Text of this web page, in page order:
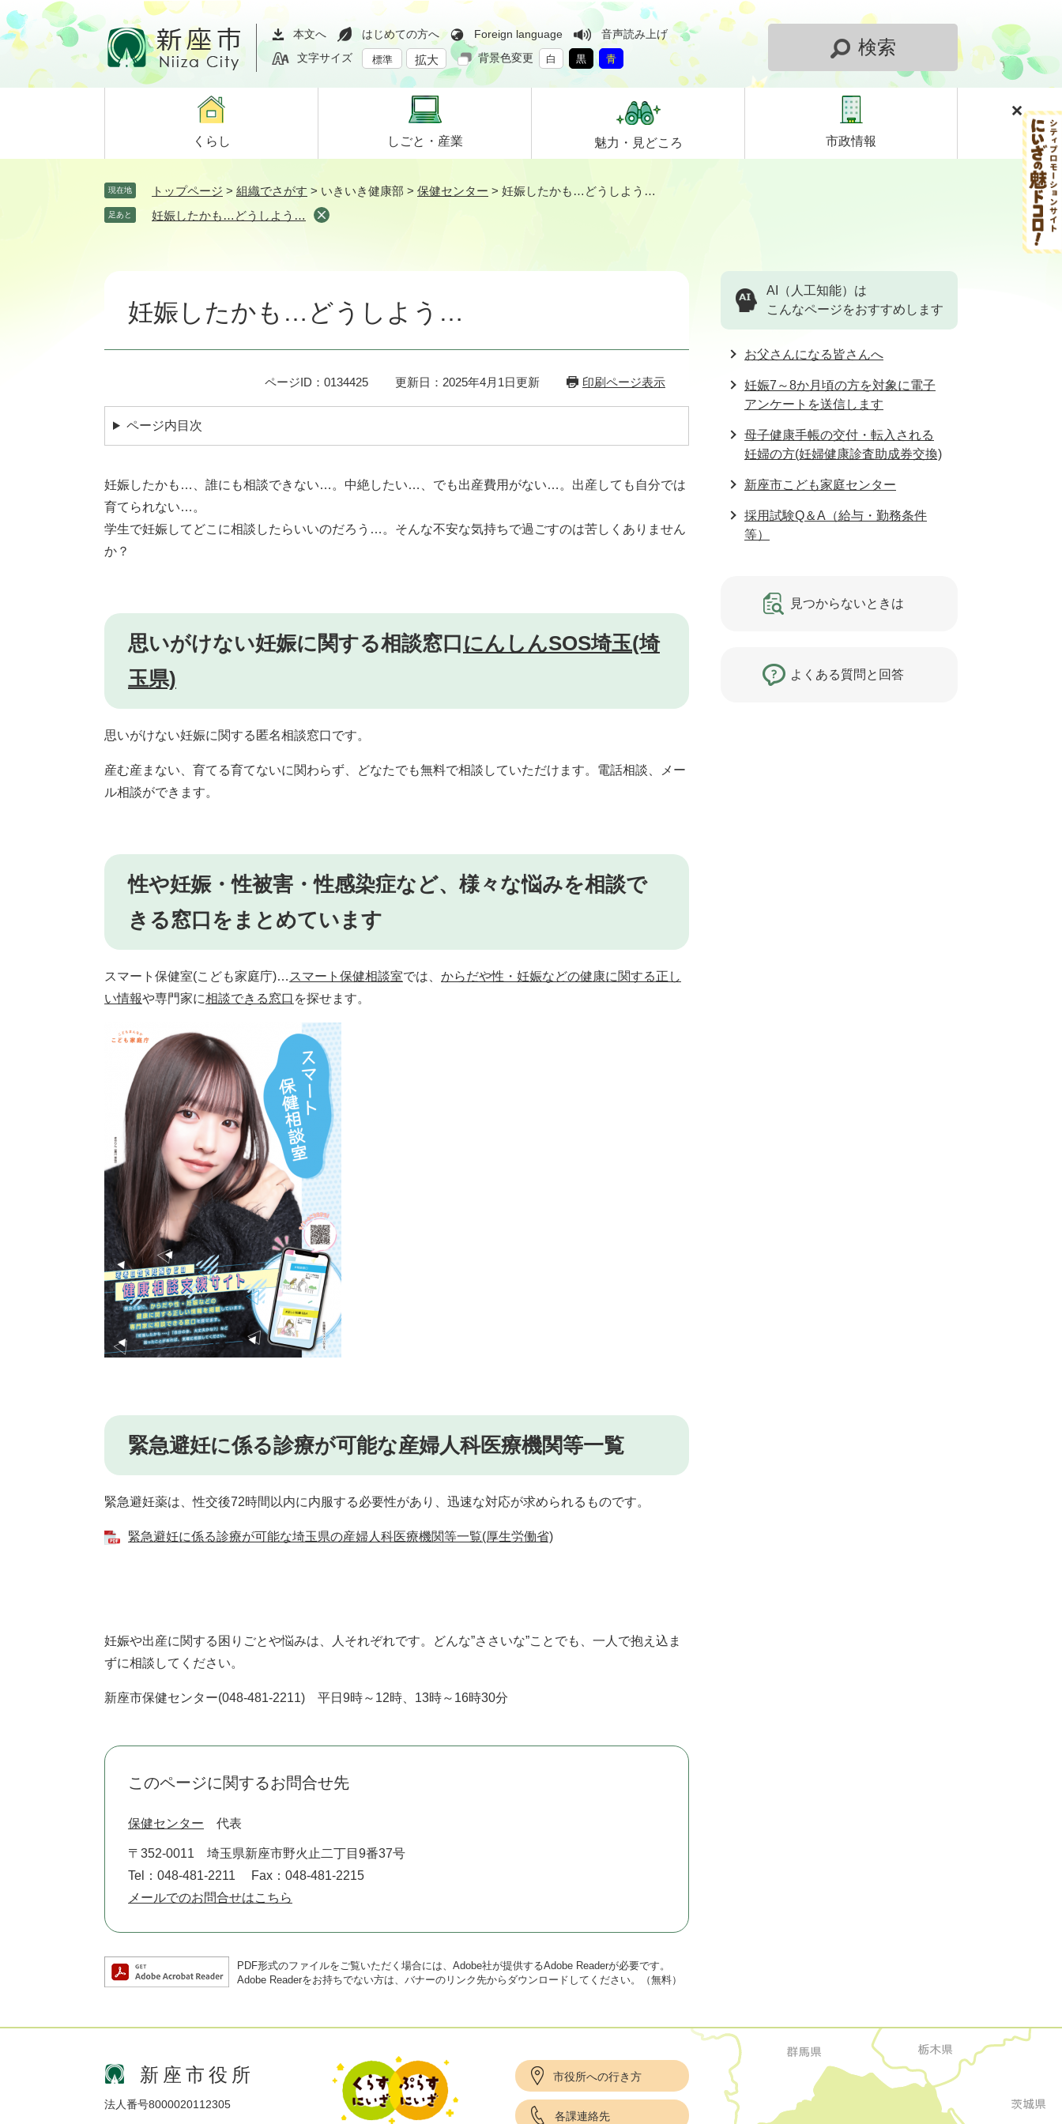
ペ
ー
ジ
メ
ニ
ュ
て
本文へ はじめての方へ Foreign language
音声読み上げ
文字サイズ
標準 拡大 背景色変更 白 黒 青
検索
くらし しごと・ 産業 魅力・ 見どころ 市政情報
現在地 トップページ > 組織でさがす > いきいき健康部 > 保健センター > 妊娠したかも…どうしよう…
足あと 妊娠したかも…どうしよう…
妊娠したかも…どうしよう…
ページID：0134425 更新日：2025年4月1日更新 印刷ページ表示
ページ内目次
妊娠したかも…、誰にも相談できない…。中絶したい…、でも出産費用がない…。出産しても自分では
育てられない…。
学生で妊娠してどこに相談したらいいのだろう…。そんな不安な気持ちで過ごすのは苦しくありません
か？
思いがけない妊娠に関する相談窓口にんしんSOS埼玉(埼
玉県)
思いがけない妊娠に関する匿名相談窓口です。
産む産まない、育てる育てないに関わらず、どなたでも無料で相談していただけます。電話相談、メー
ル相談ができます。
性や妊娠・性被害・性感染症など、様々な悩みを相談で
きる窓口をまとめています
スマート保健室(こども家庭庁)… スマート保健相談室では、 からだや性・妊娠などの健康に関する正し
い情報や専門家に相談できる窓口 を探せます。
緊急避妊に係る診療が可能な産婦人科医療機関等一覧
緊急避妊薬は、性交後72時間以内に内服する必要性があり、迅速な対応が求められるものです。
緊急避妊に係る診療が可能な埼玉県の産婦人科医療機関等一覧(厚生労働省)
妊娠や出産に関する困りごとや悩みは、人それぞれです。どんな”ささいな”ことでも、一人で抱え込ま
ずに相談してください。
新座市保健センター(048‐481‐2211) 平日9時～12時、13時～16時30分
このページに関するお問合せ先
保健センター 代表
〒352-0011
埼玉県新座市野火止二丁目9番37号
Tel：048-481-2211
Fax：048-481-2215
メールでのお問合せはこちら
PDF形式のファイルをご覧いただく場合には、Adobe社が提供するAdobe Readerが必要です。
Adobe Readerをお持ちでない方は、バナーのリンク先からダウンロードしてください。（無料）
AI（人工知能）は
こんなページをおすすめします
お父さんになる皆さんへ
妊娠7～8か月頃の方を対象に電子
アンケートを送信します
母子健康手帳の交付・転入される
妊婦の方(妊婦健康診査助成券交換)
新座市こども家庭センター
採用試験Q＆A（給与・勤務条件
等）
見つからないときは
よくある質問と回答
新座市役所
法人番号8000020112305
市役所への行き方
各課連絡先